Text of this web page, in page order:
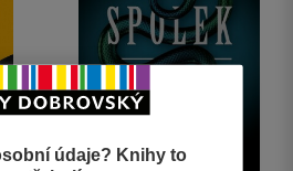
údaje? Knihy to